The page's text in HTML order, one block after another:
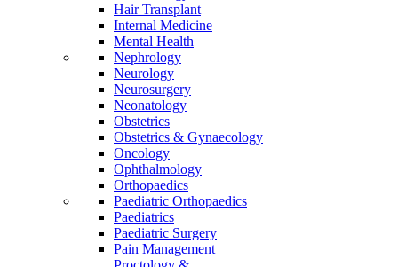
Hair Transplant
Internal Medicine
Mental Health
Nephrology
Neurology
Neurosurgery
Neonatology
Obstetrics
Obstetrics & Gynaecology
Oncology
Ophthalmology
Orthopaedics
Paediatric Orthopaedics
Paediatrics
Paediatric Surgery
Pain Management